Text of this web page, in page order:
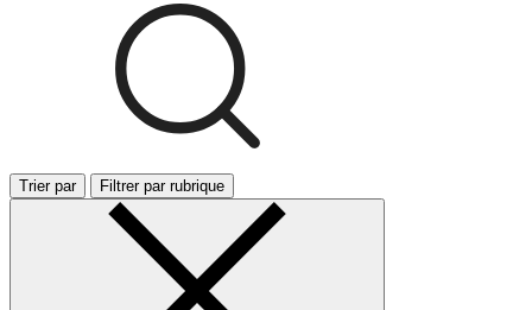
Trier par Filtrer par rubrique